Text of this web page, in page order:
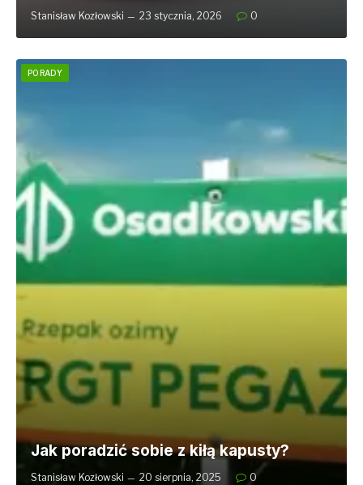
Stanisław Kozłowski 23 stycznia, 2026 0
PORADY
​Jak poradzić sobie z kiłą kapusty?
Stanisław Kozłowski 20 sierpnia, 2025 0